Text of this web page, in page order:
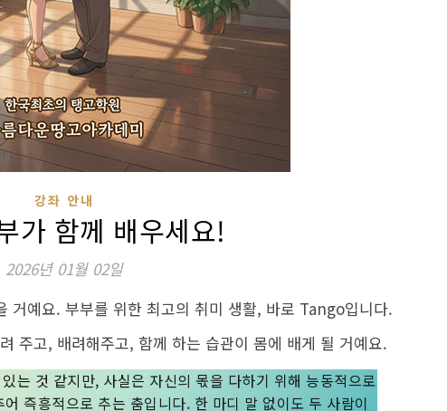
강좌 안내
가 함께 배우세요!
2026년 01월 02일
거예요. 부부를 위한 최고의 취미 생활, 바로 Tango입니다.
주고, 배려해주고, 함께 하는 습관이 몸에 배게 될 거예요.
는 것 같지만, 사실은 자신의 몫을 다하기 위해 능동적으로
즉흥적으로 추는 춤입니다. 한 마디 말 없이도 두 사람이